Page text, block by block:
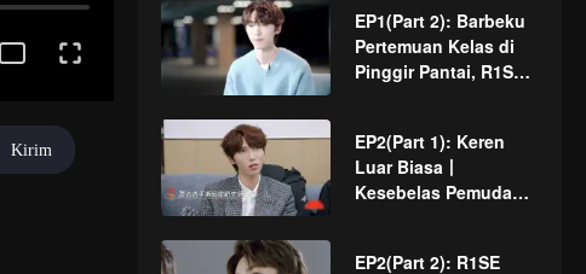
EP1(Part 2): Barbeku
Pertemuan Kelas di
Pinggir Pantai, R1SE
Lagi
EP2(Part 1): Keren
Luar Biasa丨
Kesebelas Pemuda
EP2(Part 2): R1SE